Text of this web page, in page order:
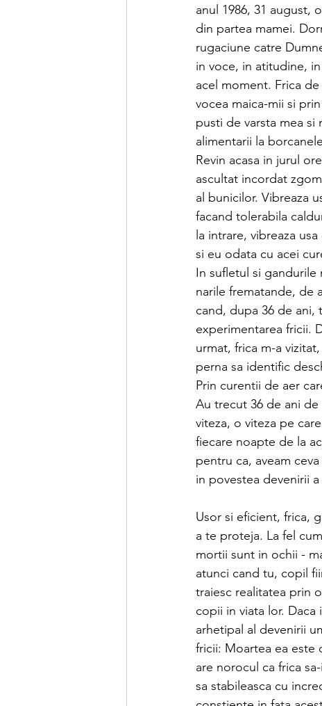
anul 1986, 31 august,
din partea mamei.
rugaciune catre
in voce, in atitudine,
acel moment. Frica
vocea maica-mii si
pusti de varsta mea
alimentarii la
Revin acasa in jurul
ascultat incordat
al bunicilor. Vibreaza
facand tolerabila
la intrare, vibreaza
si eu odata cu acei
In sufletul si gandurile
narile frematande, de
cand, dupa 36 de ani,
experimentarea fricii.
urmat, frica m-a
perna sa identific
Prin curentii de aer
Au trecut 36 de ani
viteza, o viteza pe
fiecare noapte de la
pentru ca, aveam
in povestea devenirii
Usor si eficient, frica,
a te proteja. La fel
mortii sunt in ochii -
atunci cand tu, copil
traiesc realitatea prin
copii in viata lor.
arhetipal al devenirii
fricii: Moartea ea este
are norocul ca frica
sa stabileasca cu